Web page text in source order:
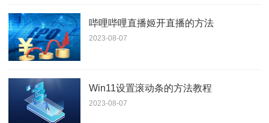
哔哩哔哩直播姬开直播的方法
2023-08-07
Win11设置滚动条的方法教程
2023-08-07